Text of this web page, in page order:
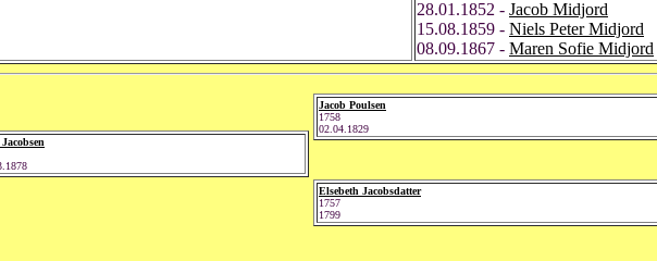
28.01.1852 - Jacob Midjord
15.08.1859 - Niels Peter Midjord
08.09.1867 - Maren Sofie Midjord
Jacob Poulsen
1758
02.04.1829
Elsebeth Jacobsdatter
1757
1799